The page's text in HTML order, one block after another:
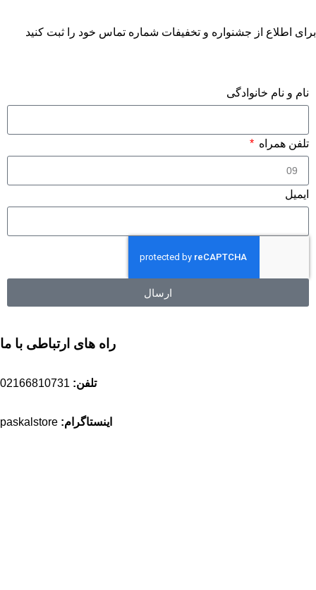
برای اطلاع از جشنواره و تخفیفات شماره تماس خود را ثبت کنید
نام و نام خانوادگی
تلفن همراه
ایمیل
ارسال
راه های ارتباطی با ما
تلفن: 02166810731
اینستاگرام: paskalstore